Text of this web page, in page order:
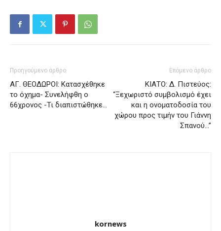
Προηγούμενο άρθρο
ΑΓ. ΘΕΟΔΩΡΟΙ: Κατασχέθηκε
το όχημα- Συνελήφθη ο
66χρονος -Τι διαπιστώθηκε…
Επόμενο άρθρο
ΚΙΑΤΟ: Δ. Πιστεύος:
“Ξεχωριστό συμβολισμό έχει
και η ονοματοδοσία του
χώρου προς τιμήν του Γιάννη
Σπανού…”
kornews